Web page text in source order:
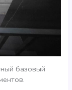
базовый